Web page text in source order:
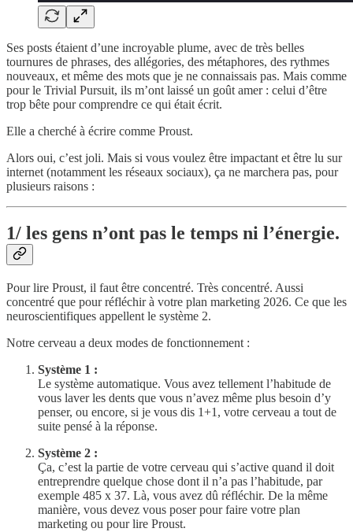
Ses posts étaient d’une incroyable plume, avec de très belles
tournures de phrases, des allégories, des métaphores, des rythmes
nouveaux, et même des mots que je ne connaissais pas. Mais comme
pour le Trivial Pursuit, ils m’ont laissé un goût amer : celui d’être
trop bête pour comprendre ce qui était écrit.
Elle a cherché à écrire comme Proust.
Alors oui, c’est joli. Mais si vous voulez être impactant et être lu sur
internet (notamment les réseaux sociaux), ça ne marchera pas, pour
plusieurs raisons :
1/ les gens n’ont pas le temps ni l’énergie.
Pour lire Proust, il faut être concentré. Très concentré. Aussi
concentré que pour réfléchir à votre plan marketing 2026. Ce que les
neuroscientifiques appellent le système 2.
Notre cerveau a deux modes de fonctionnement :
Système 1 :
Le système automatique. Vous avez tellement l’habitude de
vous laver les dents que vous n’avez même plus besoin d’y
penser, ou encore, si je vous dis 1+1, votre cerveau a tout de
suite pensé à la réponse.
Système 2 :
Ça, c’est la partie de votre cerveau qui s’active quand il doit
entreprendre quelque chose dont il n’a pas l’habitude, par
exemple 485 x 37. Là, vous avez dû réfléchir. De la même
manière, vous devez vous poser pour faire votre plan
marketing ou pour lire Proust.